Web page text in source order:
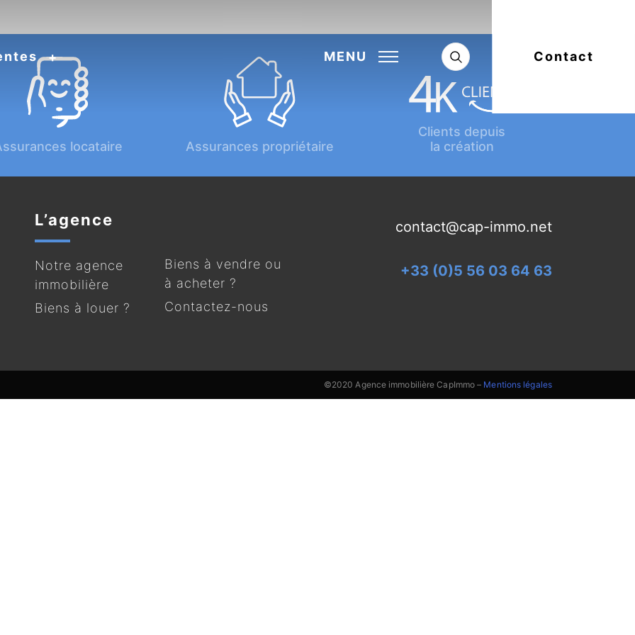
MENU Contact
locataire Assurances propriétaire
Clients depuis
la création
L’agence
Notre agence
immobilière
Biens à louer ?
Biens à vendre ou
à acheter ?
Contactez-nous
contact@cap-immo.net
+33 (0)5 56 03 64 63
©2020 Agence immobilière CapImmo – Mentions légales